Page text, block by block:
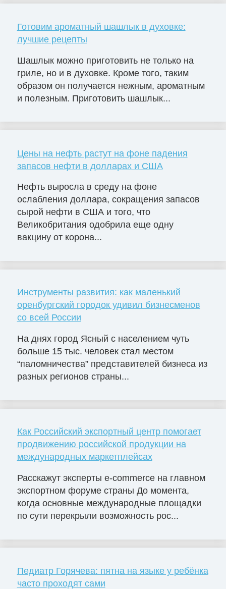
Готовим ароматный шашлык в духовке:
лучшие рецепты
Шашлык можно приготовить не только на
гриле, но и в духовке. Кроме того, таким
образом он получается нежным, ароматным
и полезным. Приготовить шашлык...
Цены на нефть растут на фоне падения
запасов нефти в долларах и США
Нефть выросла в среду на фоне
ослабления доллара, сокращения запасов
сырой нефти в США и того, что
Великобритания одобрила еще одну
вакцину от корона...
Инструменты развития: как маленький
оренбургский городок удивил бизнесменов
со всей России
На днях город Ясный с населением чуть
больше 15 тыс. человек стал местом
“паломничества” представителей бизнеса из
разных регионов страны...
Как Российский экспортный центр помогает
продвижению российской продукции на
международных маркетплейсах
Расскажут эксперты e-commerce на главном
экспортном форуме страны До момента,
когда основные международные площадки
по сути перекрыли возможность рос...
Педиатр Горячева: пятна на языке у ребёнка
часто проходят сами